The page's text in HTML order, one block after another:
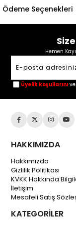
Ödeme Seçenekleri
Hemen
Üyelik koşullarını ve
HAKKIMIZDA
Hakkımızda
Gizlilik Politikası
KVKK Hakkında
İletişim
Mesafeli Satış
KATEGORİLER